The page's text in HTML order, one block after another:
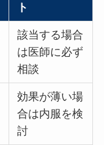
ト
該当する場合
は医師に必ず
相談
効果が薄い場
合は内服を検
討